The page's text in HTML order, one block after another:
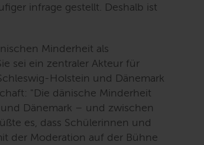
infrage gestellt. Deshalb ist
Minderheit als
sei ein zentraler Akteur für
Holstein und Dänemark
"Die dänische Minderheit
Dänemark – und zwischen
es, dass Schülerinnen und
der Moderation auf der Bühne